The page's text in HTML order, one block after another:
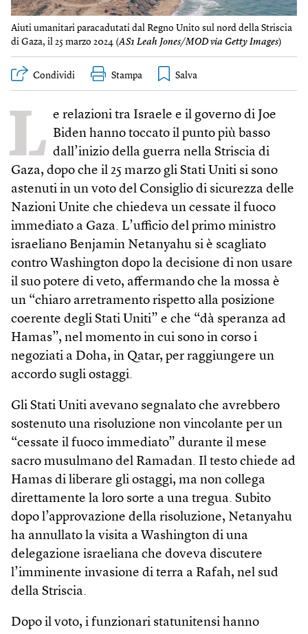
Aiuti umanitari paracadutati dal Regno Unito sul nord della Striscia
di Gaza, il 25 marzo 2024 (AS1 Leah Jones/MOD via Getty Images)
Condividi Stampa
L e relazioni tra Israele e il governo di Joe
Biden hanno toccato il punto più basso
dall’inizio della guerra nella Striscia di
Gaza, dopo che il 25 marzo gli Stati Uniti si sono
astenuti in un voto del Consiglio di sicurezza delle
Nazioni Unite che chiedeva un cessate il fuoco
immediato a Gaza. L’ufficio del primo ministro
israeliano Benjamin Netanyahu si è scagliato
contro Washington dopo la decisione di non usare
il suo potere di veto, affermando che la mossa è
un “chiaro arretramento rispetto alla posizione
coerente degli Stati Uniti” e che “dà speranza ad
Hamas”, nel momento in cui sono in corso i
negoziati a Doha, in Qatar, per raggiungere un
accordo sugli ostaggi.
Gli Stati Uniti avevano segnalato che avrebbero
sostenuto una risoluzione non vincolante per un
“cessate il fuoco immediato” durante il mese
sacro musulmano del Ramadan. Il testo chiede ad
Hamas di liberare gli ostaggi, ma non collega
direttamente la loro sorte a una tregua. Subito
dopo l’approvazione della risoluzione, Netanyahu
ha annullato la visita a Wash­ington di una
delegazione israeliana che doveva discutere
l’imminente invasione di terra a Rafah, nel sud
della Striscia.
Dopo il voto, i funzionari statunitensi hanno